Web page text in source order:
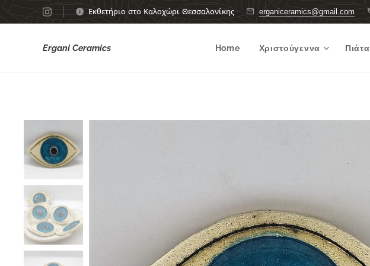
Εκθετήριο στο Καλοχώρι Θεσσαλονίκης erganiceramics@gmail.com
Ergani Ceramics Home Χριστούγεννα Πιάτα